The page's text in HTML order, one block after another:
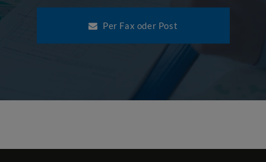
Per Fax oder Post